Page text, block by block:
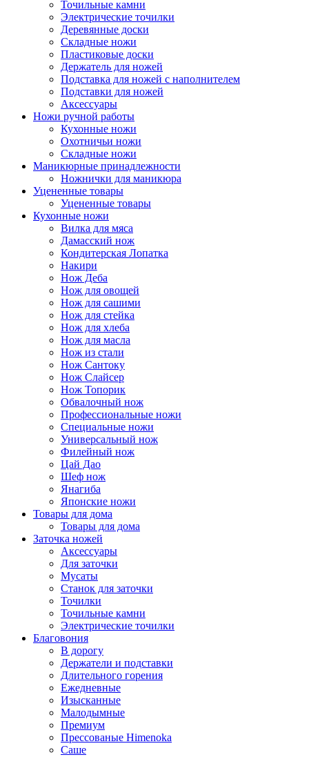
Точильные камни
Электрические точилки
Деревянные доски
Складные ножи
Пластиковые доски
Держатель для ножей
Подставка для ножей с наполнителем
Подставки для ножей
Аксессуары
Ножи ручной работы
Кухонные ножи
Охотничьи ножи
Складные ножи
Маникюрные принадлежности
Ножнички для маникюра
Уцененные товары
Уцененные товары
Кухонные ножи
Вилка для мяса
Дамасский нож
Кондитерская Лопатка
Накири
Нож Деба
Нож для овощей
Нож для сашими
Нож для стейка
Нож для хлеба
Нож для масла
Нож из стали
Нож Сантоку
Нож Слайсер
Нож Топорик
Обвалочный нож
Профессиональные ножи
Специальные ножи
Универсальный нож
Филейный нож
Цай Дао
Шеф нож
Янагиба
Японские ножи
Товары для дома
Товары для дома
Заточка ножей
Аксессуары
Для заточки
Мусаты
Станок для заточки
Точилки
Точильные камни
Электрические точилки
Благовония
В дорогу
Держатели и подставки
Длительного горения
Ежедневные
Изысканные
Малодымные
Премиум
Прессованые Himenoka
Саше